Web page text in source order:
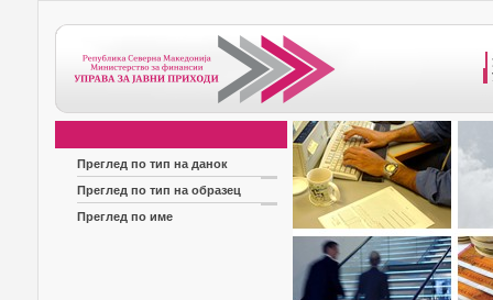
Преглед по тип на данок
Преглед по тип на образец
Преглед по име